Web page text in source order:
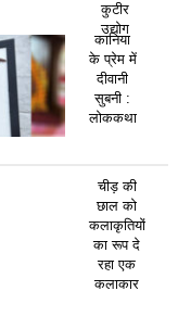
कुटीर
उद्योग
कानिया
के प्रेम में
दीवानी
सुबनी :
लोककथा
चीड़ की
छाल को
कलाकृतियों
का रूप दे
रहा एक
कलाकार